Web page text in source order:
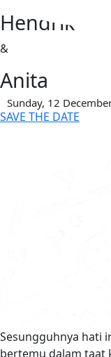
THE WEDDING
Hendrik
&
Anita
Sunday, 12
SAVE THE DATE
Sesungguhnya hati
bertemu dalam taat